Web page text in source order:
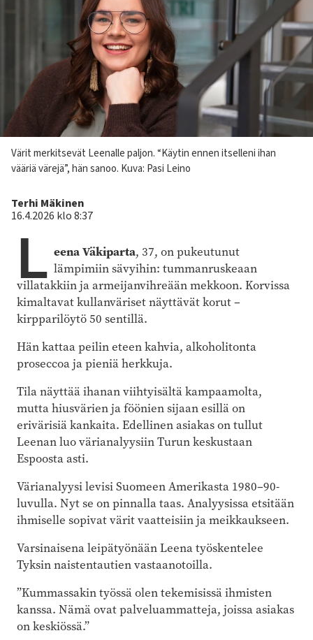
Kuvateksti
Värit merkitsevät Leenalle paljon. “Käytin ennen itselleni ihan
vääriä värejä”, hän sanoo. Kuva: Pasi Leino
Kirjoittaja
Terhi Mäkinen
16.4.2026 klo 8:37
L eena Väkiparta, 37, on pukeutunut
lämpimiin sävyihin: tummanruskeaan
villatakkiin ja armeijanvihreään mekkoon. Korvissa
kimaltavat kullanväriset näyttävät korut –
kirpparilöytö 50 sentillä.
Hän kattaa peilin eteen kahvia, alkoholitonta
proseccoa ja pieniä herkkuja.
Tila näyttää ihanan viihtyisältä kampaamolta,
mutta hiusvärien ja föönien sijaan esillä on
erivärisiä kankaita. Edellinen asiakas on tullut
Leenan luo värianalyysiin Turun keskustaan
Espoosta asti.
Värianalyysi levisi Suomeen Amerikasta 1980–90-
luvulla. Nyt se on pinnalla taas. Analyysissa etsitään
ihmiselle sopivat värit vaatteisiin ja meikkaukseen.
Varsinaisena leipätyönään Leena työskentelee
Tyksin naistentautien vastaanotoilla.
”Kummassakin työssä olen tekemisissä ihmisten
kanssa. Nämä ovat palveluammatteja, joissa asiakas
on keskiössä.”